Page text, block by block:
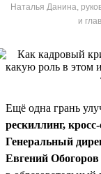
Наталья Данина,
и
Ещё одна грань
рескиллинг,
Генеральный
Евгений Обогоров